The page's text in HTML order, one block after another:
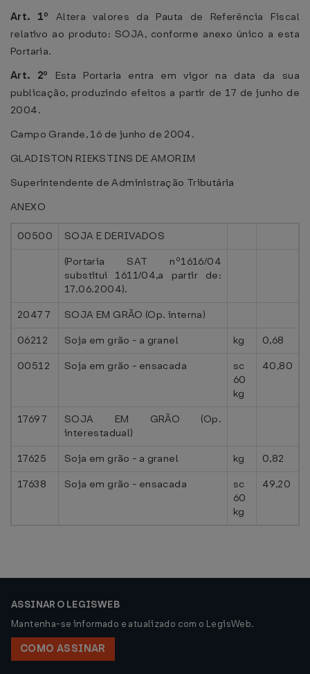
Art. 1º Altera valores da Pauta de Referência Fiscal
relativo ao produto: SOJA, conforme anexo único a esta
Portaria.
Art. 2º Esta Portaria entra em vigor na data da sua
publicação, produzindo efeitos a partir de 17 de junho de
2004.
Campo Grande, 16 de junho de 2004.
GLADISTON RIEKSTINS DE AMORIM
Superintendente de Administração Tributária
ANEXO
00500
SOJA E DERIVADOS
(Portaria SAT nº1616/04
substitui 1611/04,a partir de:
17.06.2004).
20477
SOJA EM GRÃO (Op. interna)
06212
Soja em grão - a granel kg
0,68
00512
Soja em grão - ensacada
sc
60
kg
40,80
17697
SOJA EM GRÃO (Op.
interestadual)
17625
Soja em grão - a granel kg
0,82
17638
Soja em grão - ensacada
sc
60
kg
49,20
ASSINAR O LEGISWEB
Mantenha-se informado e atualizado com o LegisWeb.
COMO ASSINAR